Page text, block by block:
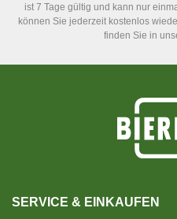
ist 7 Tage gültig und kann nur
können Sie jederzeit kostenlos
finden Sie in
SERVICE & EINKAUFEN